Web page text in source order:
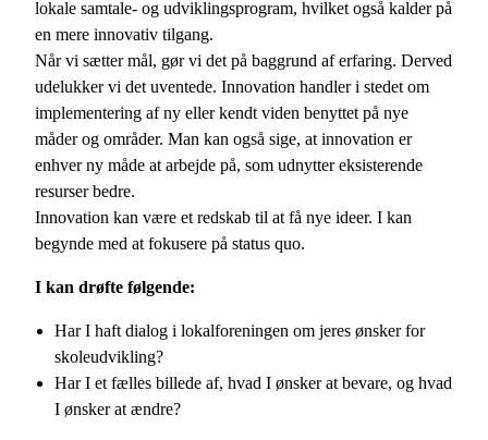
lokale samtale- og udviklingsprogram, hvilket også kalder på
en mere innovativ tilgang.
Når vi sætter mål, gør vi det på baggrund af erfaring. Derved
udelukker vi det uventede. Innovation handler i stedet om
implementering af ny eller kendt viden benyttet på nye
måder og områder. Man kan også sige, at innovation er
enhver ny måde at arbejde på, som udnytter eksisterende
resurser bedre.
Innovation kan være et redskab til at få nye ideer. I kan
begynde med at fokusere på status quo.
I kan drøfte følgende:
Har I haft dialog i lokalforeningen om jeres ønsker for
skoleudvikling?
Har I et fælles billede af, hvad I ønsker at bevare, og hvad
I ønsker at ændre?